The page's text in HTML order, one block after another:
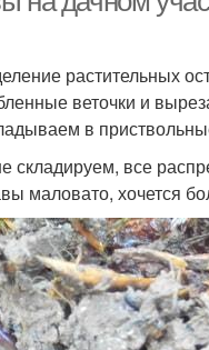
растительных
веточки и
в
складируем, все
маловато, хочется